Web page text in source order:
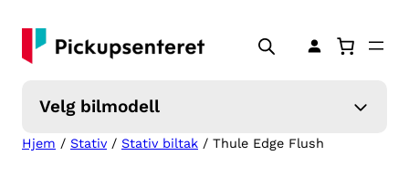
innhold
Velg bilmodell
Hjem / Stativ / Stativ biltak / Thule Edge Flush